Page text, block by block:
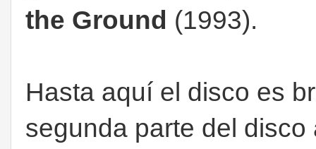
the Ground (1993).
Hasta aquí el disco es
segunda parte del